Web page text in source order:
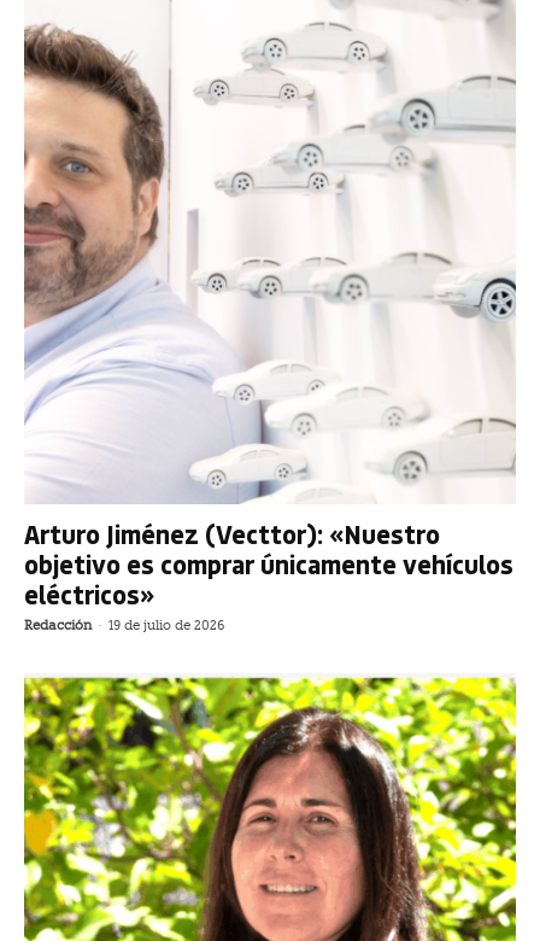
Arturo Jiménez (Vecttor): «Nuestro
objetivo es comprar únicamente vehículos
eléctricos»
Redacción - 19 de julio de 2026